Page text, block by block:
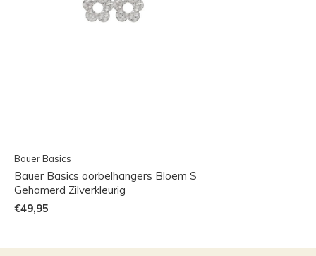
Bauer Basics
Bauer Basics oorbelhangers Bloem S
Gehamerd Zilverkleurig
€49,95